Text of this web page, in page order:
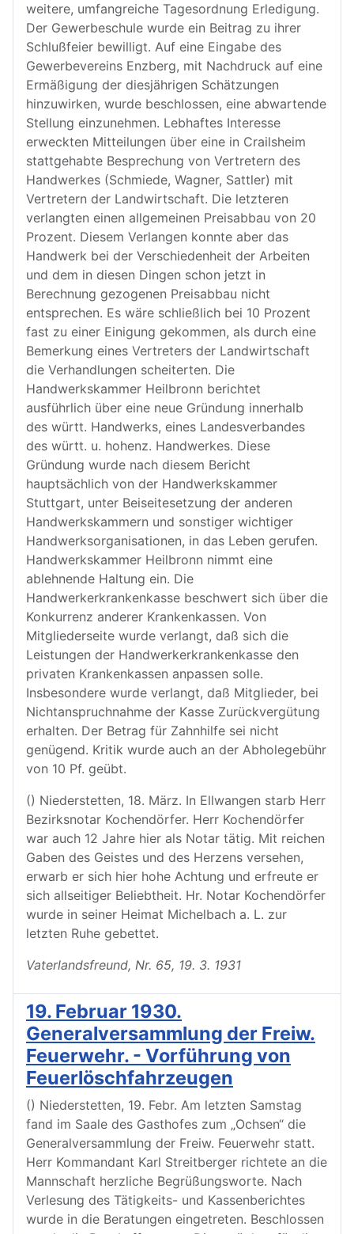
weitere, umfangreiche Tagesordnung Erledigung.
Der Gewerbeschule wurde ein Beitrag zu ihrer
Schlußfeier bewilligt. Auf eine Eingabe des
Gewerbevereins Enzberg, mit Nachdruck auf eine
Ermäßigung der diesjährigen Schätzungen
hinzuwirken, wurde beschlossen, eine abwartende
Stellung einzunehmen. Lebhaftes Interesse
erweckten Mitteilungen über eine in Crailsheim
stattgehabte Besprechung von Vertretern des
Handwerkes (Schmiede, Wagner, Sattler) mit
Vertretern der Landwirtschaft. Die letzteren
verlangten einen allgemeinen Preisabbau von 20
Prozent. Diesem Verlangen konnte aber das
Handwerk bei der Verschiedenheit der Arbeiten
und dem in diesen Dingen schon jetzt in
Berechnung gezogenen Preisabbau nicht
entsprechen. Es wäre schließlich bei 10 Prozent
fast zu einer Einigung gekommen, als durch eine
Bemerkung eines Vertreters der Landwirtschaft
die Verhandlungen scheiterten. Die
Handwerkskammer Heilbronn berichtet
ausführlich über eine neue Gründung innerhalb
des württ. Handwerks, eines Landesverbandes
des württ. u. hohenz. Handwerkes. Diese
Gründung wurde nach diesem Bericht
hauptsächlich von der Handwerkskammer
Stuttgart, unter Beiseitesetzung der anderen
Handwerkskammern und sonstiger wichtiger
Handwerksorganisationen, in das Leben gerufen.
Handwerkskammer Heilbronn nimmt eine
ablehnende Haltung ein. Die
Handwerkerkrankenkasse beschwert sich über die
Konkurrenz anderer Krankenkassen. Von
Mitgliederseite wurde verlangt, daß sich die
Leistungen der Handwerkerkrankenkasse den
privaten Krankenkassen anpassen solle.
Insbesondere wurde verlangt, daß Mitglieder, bei
Nichtanspruchnahme der Kasse Zurückvergütung
erhalten. Der Betrag für Zahnhilfe sei nicht
genügend. Kritik wurde auch an der Abholegebühr
von 10 Pf. geübt.
() Niederstetten, 18. März. In Ellwangen starb Herr
Bezirksnotar Kochendörfer. Herr Kochendörfer
war auch 12 Jahre hier als Notar tätig. Mit reichen
Gaben des Geistes und des Herzens versehen,
erwarb er sich hier hohe Achtung und erfreute er
sich allseitiger Beliebtheit. Hr. Notar Kochendörfer
wurde in seiner Heimat Michelbach a. L. zur
letzten Ruhe gebettet.
Vaterlandsfreund, Nr. 65, 19. 3. 1931
19. Februar 1930.
Generalversammlung der Freiw.
Feuerwehr. - Vorführung von
Feuerlöschfahrzeugen
() Niederstetten, 19. Febr. Am letzten Samstag
fand im Saale des Gasthofes zum „Ochsen“ die
Generalversammlung der Freiw. Feuerwehr statt.
Herr Kommandant Karl Streitberger richtete an die
Mannschaft herzliche Begrüßungsworte. Nach
Verlesung des Tätigkeits- und Kassenberichtes
wurde in die Beratungen eingetreten. Beschlossen